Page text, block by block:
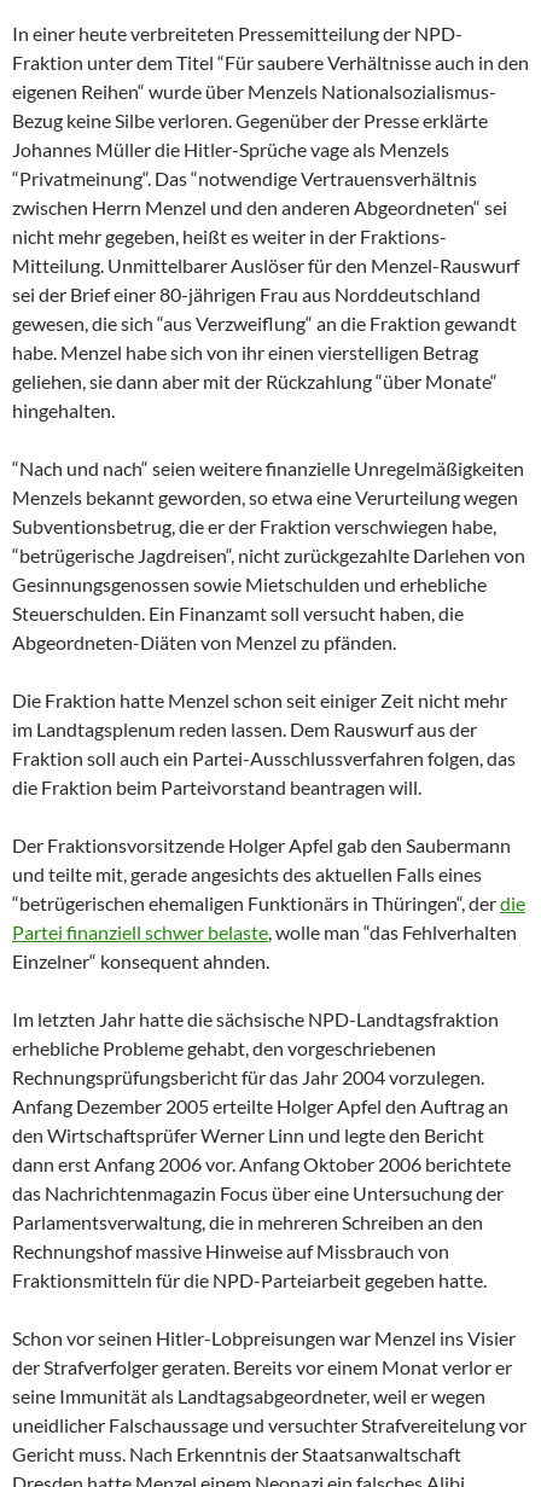
In einer heute verbreiteten Pressemitteilung der NPD-
Fraktion unter dem Titel “Für saubere Verhältnisse auch in den
eigenen Reihen“ wurde über Menzels Nationalsozialismus-
Bezug keine Silbe verloren. Gegenüber der Presse erklärte
Johannes Müller die Hitler-Sprüche vage als Menzels
“Privatmeinung“. Das “notwendige Vertrauensverhältnis
zwischen Herrn Menzel und den anderen Abgeordneten“ sei
nicht mehr gegeben, heißt es weiter in der Fraktions-
Mitteilung. Unmittelbarer Auslöser für den Menzel-Rauswurf
sei der Brief einer 80-jährigen Frau aus Norddeutschland
gewesen, die sich “aus Verzweiflung“ an die Fraktion gewandt
habe. Menzel habe sich von ihr einen vierstelligen Betrag
geliehen, sie dann aber mit der Rückzahlung “über Monate“
hingehalten.
“Nach und nach“ seien weitere finanzielle Unregelmäßigkeiten
Menzels bekannt geworden, so etwa eine Verurteilung wegen
Subventionsbetrug, die er der Fraktion verschwiegen habe,
“betrügerische Jagdreisen“, nicht zurückgezahlte Darlehen von
Gesinnungsgenossen sowie Mietschulden und erhebliche
Steuerschulden. Ein Finanzamt soll versucht haben, die
Abgeordneten-Diäten von Menzel zu pfänden.
Die Fraktion hatte Menzel schon seit einiger Zeit nicht mehr
im Landtagsplenum reden lassen. Dem Rauswurf aus der
Fraktion soll auch ein Partei-Ausschlussverfahren folgen, das
die Fraktion beim Parteivorstand beantragen will.
Der Fraktionsvorsitzende Holger Apfel gab den Saubermann
und teilte mit, gerade angesichts des aktuellen Falls eines
“betrügerischen ehemaligen Funktionärs in Thüringen“, derdie
Partei finanziell schwer belaste, wolle man “das Fehlverhalten
Einzelner“ konsequent ahnden.
Im letzten Jahr hatte die sächsische NPD-Landtagsfraktion
erhebliche Probleme gehabt, den vorgeschriebenen
Rechnungsprüfungsbericht für das Jahr 2004 vorzulegen.
Anfang Dezember 2005 erteilte Holger Apfel den Auftrag an
den Wirtschaftsprüfer Werner Linn und legte den Bericht
dann erst Anfang 2006 vor. Anfang Oktober 2006 berichtete
das Nachrichtenmagazin Focus über eine Untersuchung der
Parlamentsverwaltung, die in mehreren Schreiben an den
Rechnungshof massive Hinweise auf Missbrauch von
Fraktionsmitteln für die NPD-Parteiarbeit gegeben hatte.
Schon vor seinen Hitler-Lobpreisungen war Menzel ins Visier
der Strafverfolger geraten. Bereits vor einem Monat verlor er
seine Immunität als Landtagsabgeordneter, weil er wegen
uneidlicher Falschaussage und versuchter Strafvereitelung vor
Gericht muss. Nach Erkenntnis der Staatsanwaltschaft